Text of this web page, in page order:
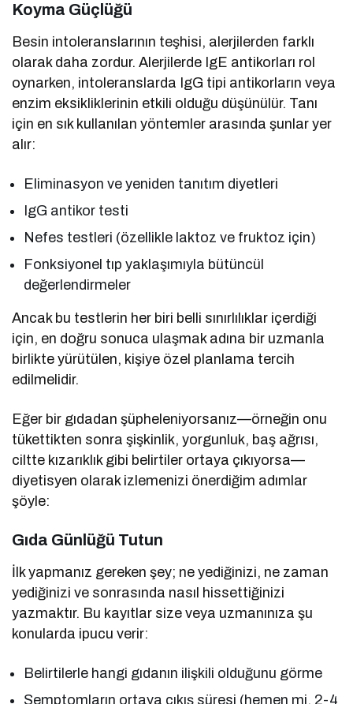
Koyma Güçlüğü
Besin intoleranslarının teşhisi, alerjilerden farklı
olarak daha zordur. Alerjilerde IgE antikorları rol
oynarken, intoleranslarda IgG tipi antikorların veya
enzim eksikliklerinin etkili olduğu düşünülür. Tanı
için en sık kullanılan yöntemler arasında şunlar yer
alır:
Eliminasyon ve yeniden tanıtım diyetleri
IgG antikor testi
Nefes testleri (özellikle laktoz ve fruktoz için)
Fonksiyonel tıp yaklaşımıyla bütüncül
değerlendirmeler
Ancak bu testlerin her biri belli sınırlılıklar içerdiği
için, en doğru sonuca ulaşmak adına bir uzmanla
birlikte yürütülen, kişiye özel planlama tercih
edilmelidir.
Eğer bir gıdadan şüpheleniyorsanız—örneğin onu
tükettikten sonra şişkinlik, yorgunluk, baş ağrısı,
ciltte kızarıklık gibi belirtiler ortaya çıkıyorsa—
diyetisyen olarak izlemenizi önerdiğim adımlar
şöyle:
Gıda Günlüğü Tutun
İlk yapmanız gereken şey; ne yediğinizi, ne zaman
yediğinizi ve sonrasında nasıl hissettiğinizi
yazmaktır. Bu kayıtlar size veya uzmanınıza şu
konularda ipucu verir:
Belirtilerle hangi gıdanın ilişkili olduğunu görme
Semptomların ortaya çıkış süresi (hemen mi, 2-4